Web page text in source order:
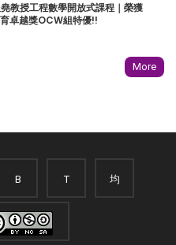
教授工程數學開放式課程｜榮獲
卓越獎OCW組特優!!
More
B T 均